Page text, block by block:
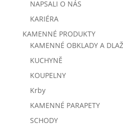
NAPSALI O NÁS
KARIÉRA
KAMENNÉ PRODUKTY
KAMENNÉ OBKLADY A
KUCHYNĚ
KOUPELNY
Krby
KAMENNÉ PARAPETY
SCHODY